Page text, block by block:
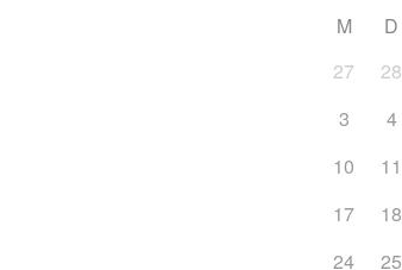
M D
27
28
3
4
10
11
17
18
24
25